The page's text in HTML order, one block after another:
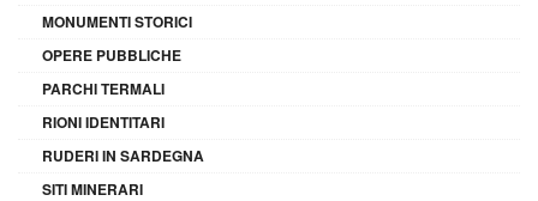
MONUMENTI STORICI
OPERE PUBBLICHE
PARCHI TERMALI
RIONI IDENTITARI
RUDERI IN SARDEGNA
SITI MINERARI